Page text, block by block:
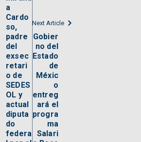
a
Cardo
so,
padre
del
exsec
retari
o de
SEDES
OL y
actual
diputa
do
federa
Next Article
Gobier
no del
Estado
de
Méxic
o
entreg
ará el
progra
ma
Salari